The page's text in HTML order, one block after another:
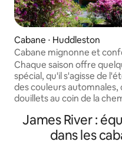
Cabane ⋅ Huddleston
Cabane mignonne et
imprenable sur le lac,
Chaque saison offre
spécial, qu'il s'agisse de
des couleurs automnales,
douillets au coin de la
Réservez votre séjour et
pourquoi les voyageurs
année après année. Réveillez-vous avec
James River :
dans les